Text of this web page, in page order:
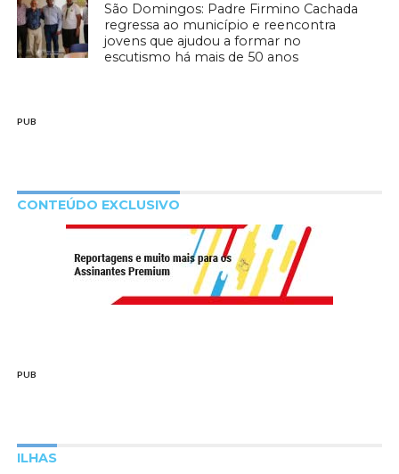
São Domingos: Padre Firmino Cachada
regressa ao município e reencontra
jovens que ajudou a formar no
escutismo há mais de 50 anos
PUB
CONTEÚDO EXCLUSIVO
PUB
ILHAS